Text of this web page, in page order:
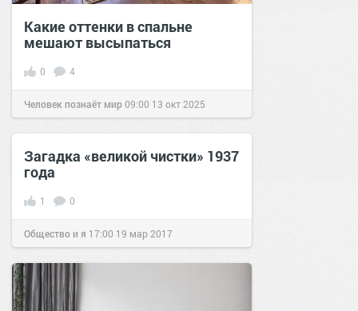
Какие оттенки в спальне
мешают высыпаться
0 4
Человек познаёт мир09:00 13 окт 2025
Загадка «великой чистки» 1937
года
1 0
Общество и я 17:00 19 мар 2017